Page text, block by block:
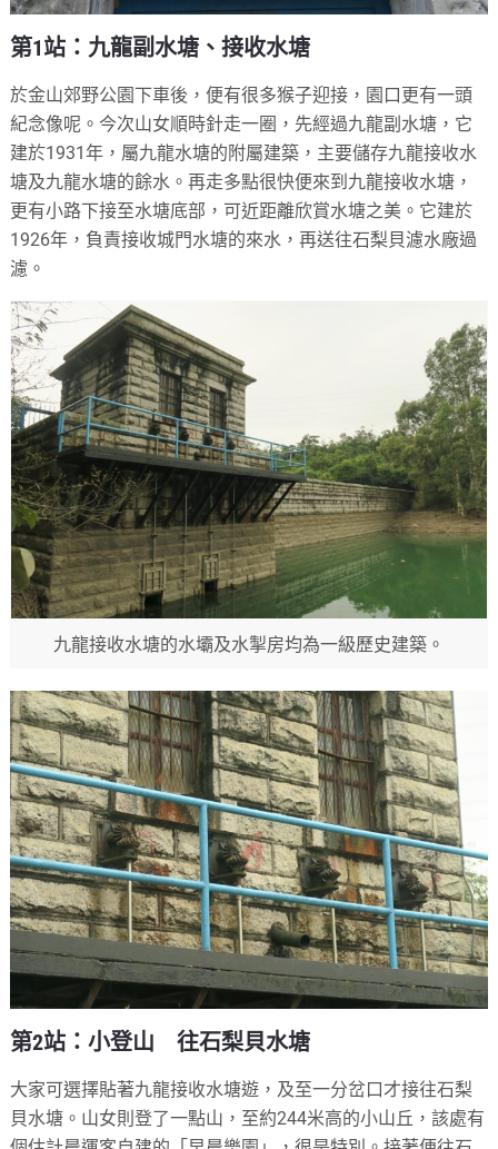
第1站：九龍副水塘、接收水塘
於金山郊野公園下車後，便有很多猴子迎接，園口更有一頭
紀念像呢。今次山女順時針走一圈，先經過九龍副水塘，它
建於1931年，屬九龍水塘的附屬建築，主要儲存九龍接收水
塘及九龍水塘的餘水。再走多點很快便來到九龍接收水塘，
更有小路下接至水塘底部，可近距離欣賞水塘之美。它建於
1926年，負責接收城門水塘的來水，再送往石梨貝濾水廠過
濾。
九龍接收水塘的水壩及水掣房均為一級歷史建築。
第2站：小登山 往石梨貝水塘
大家可選擇貼著九龍接收水塘遊，及至一分岔口才接往石梨
貝水塘。山女則登了一點山，至約244米高的小山丘，該處有